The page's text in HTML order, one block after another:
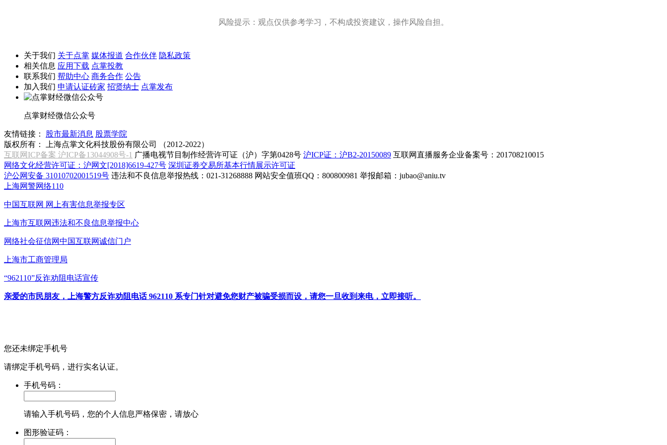
风险提示：观点仅供参考学习，不构成投资建议，操作风险自担。
关于我们 关于点掌 媒体报道 合作伙伴 隐私政策
相关信息 应用下载 点掌投教
联系我们 帮助中心 商务合作 公告
加入我们 申请认证砖家 招贤纳士 点掌发布
点掌财经微信公众号
友情链接： 股市最新消息 股票学院
版权所有：
上海点掌文化科技股份有限公司 （2012-2022）
互联网ICP备案 沪ICP备13044908号-1 广播电视节目制作经营许可证（沪）字第0428号 沪ICP证：沪B2-20150089 互联网直播服务企业备案号：201708210015
网络文化经营许可证：沪网文[2018]6619-427号 深圳证券交易所基本行情展示许可证
沪公网安备 31010702001519号 违法和不良信息举报热线：021-31268888 网站安全值班QQ：800800981 举报邮箱： jubao@aniu.tv
上海网警网络110
中国互联网 网上有害信息举报专区
上海市互联网违法和不良信息举报中心
网络社会征信网中国互联网诚信门户
上海市工商管理局
“962110”反诈劝阻电话宣传
亲爱的市民朋友，上海警方反诈劝阻电话 962110 系专门针对避免您财产被骗受损而设，请您一旦收到来电，立即接听。
您还未绑定手机号
请绑定手机号码，进行实名认证。
手机号码：
请输入手机号码，您的个人信息严格保密，请放心
图形验证码：